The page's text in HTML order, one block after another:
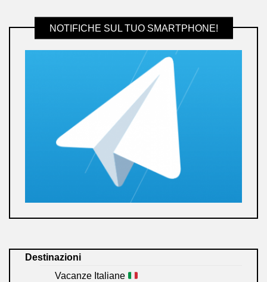
NOTIFICHE SUL TUO SMARTPHONE!
Destinazioni
Vacanze Italiane